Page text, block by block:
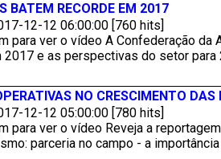
BATEM RECORDE EM 2017
12-12 06:00:00 [760 hits]
para ver o vídeo A Confederação
2017 e as perspectivas do setor para
NO CRESCIMENTO DAS
12-12 05:00:00 [780 hits]
para ver o vídeo Reveja a
parceria no campo - a